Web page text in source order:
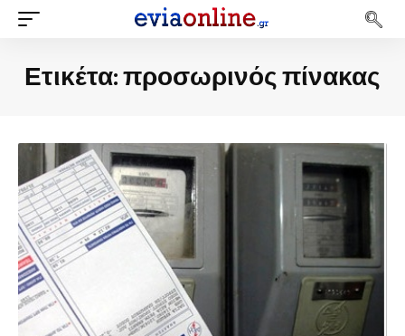
Ετικέτα:προσωρινός πίνακας